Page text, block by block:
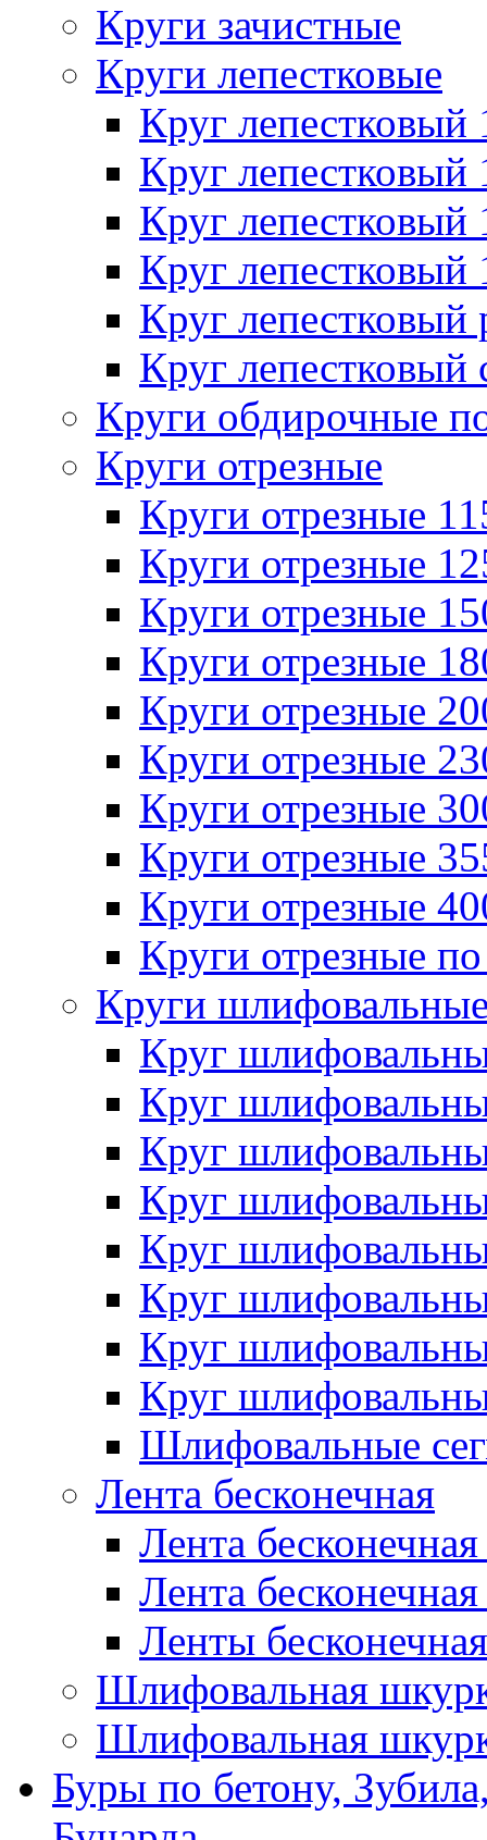
Круги зачистные
Круги лепестковые
Круг
Круг
Круг
Круг
Круг лепестковый
Круг лепестковый
Круги обдирочные
Круги отрезные
Круги отрезные
Круги отрезные
Круги отрезные
Круги отрезные
Круги отрезные
Круги отрезные
Круги отрезные
Круги отрезные
Круги отрезные
Круги отрезные
Круги
Круг
Круг
Круг
Круг
Круг
Круг
Круг
Круг
Шлифовальные
Лента бесконечная
Лента
Лента
Ленты
Шлифовальная
Шлифовальная
Буры по бетону,